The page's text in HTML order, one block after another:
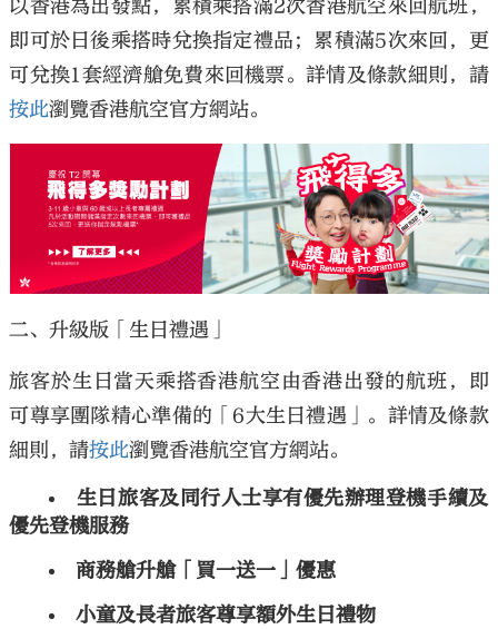
以香港為出發點，累積乘搭滿2次香港航空來回航班，
即可於日後乘搭時兌換指定禮品；累積滿5次來回，更
可兌換1套經濟艙免費來回機票。詳情及條款細則，請
按此瀏覽香港航空官方網站。
二、升級版「生日禮遇」
旅客於生日當天乘搭香港航空由香港出發的航班，即
可尊享團隊精心準備的「6大生日禮遇」。詳情及條款
細則，請按此瀏覽香港航空官方網站。
生日旅客及同行人士享有優先辦理登機手續及
優先登機服務
商務艙升艙「買一送一」優惠
小童及長者旅客尊享額外生日禮物